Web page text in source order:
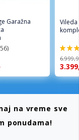
Garažna
92%
na vreme sve
ponudama!